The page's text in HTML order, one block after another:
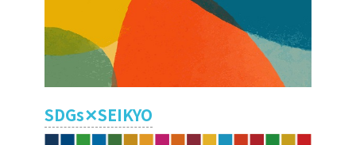
SDGs✕SEIKYO